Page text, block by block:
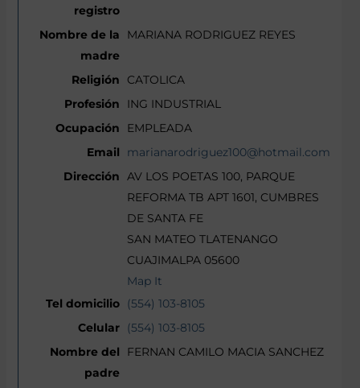
MARIANA RODRIGUEZ REYES
CATOLICA
ING INDUSTRIAL
EMPLEADA
marianarodriguez100@hotmail.com
AV LOS POETAS 100, PARQUE
REFORMA TB APT 1601, CUMBRES
DE SANTA FE
SAN MATEO TLATENANGO
CUAJIMALPA 05600
Map It
(554) 103-8105
(554) 103-8105
FERNAN CAMILO MACIA SANCHEZ